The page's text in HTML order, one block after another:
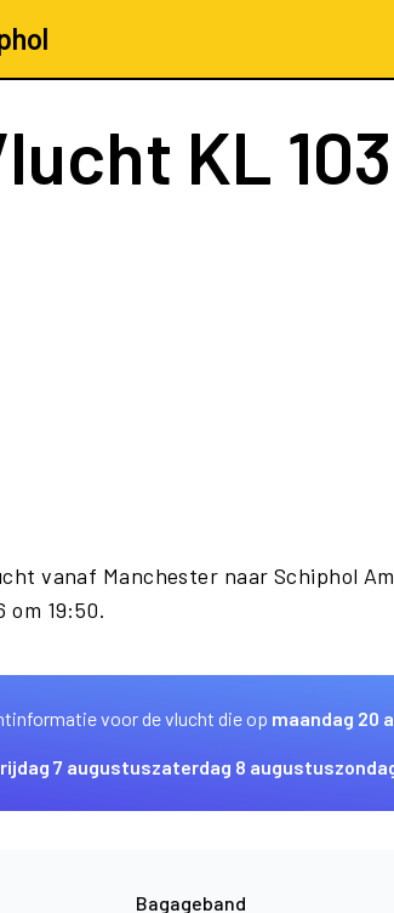
KL
vanaf Manchester naar Schiphol
om 19:50.
voor de vlucht die op maandag 20
7 augustuszaterdag 8 augustus
Bagageband